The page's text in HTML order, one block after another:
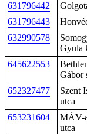
631796442
631796443
632990578
Gyula
645622553
Gábor
652327477
Szent
utca
653231604
MÁV-
utca